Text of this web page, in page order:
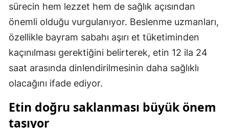
Kayseri
Kırklareli
Kırşehir
sürecin hem lezzet hem de sağlık açısından
önemli olduğu vurgulanıyor. Beslenme uzmanları,
özellikle bayram sabahı aşırı et tüketiminden
kaçınılması gerektiğini belirterek, etin 12 ila 24
saat arasında dinlendirilmesinin daha sağlıklı
olacağını ifade ediyor.
Etin doğru saklanması büyük önem
taşıyor